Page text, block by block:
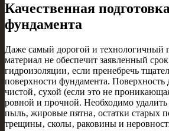
Качественная
фундамента
Даже самый дорогой и технологичный
материал не обеспечит заявленный
гидроизоляции‚ если пренебречь
поверхности фундамента.
чистой‚ сухой (если это не
ровной и прочной. Необходимо удалить
пыль‚ жировые пятна‚ остатки старых
трещины‚ сколы‚ раковины и